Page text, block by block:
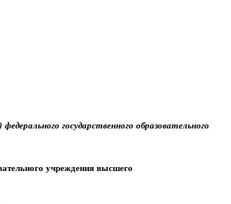
государственного образовательного
учреждения высшего